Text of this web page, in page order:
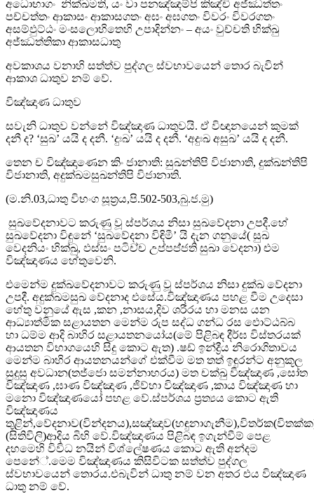
අධොභාගං නික්ඛමති, යං වා පනඤ්ඤම්පි කිඤ්චි අජ්ඣත්තං
පච්චත්තං ආකාසං ආකාසගතං අඝං අඝගතං විවරං විවරගතං
අසම්ඵුට්ඨං මංසලොහිතෙහි උපාදින්නං – අයං වුච්චති භික්ඛු
අජ්ඣත්තිකා ආකාසධාතු
අවකාශය වනාහි සත්ත්ව පුද්ගල ස්වභාවයෙන් තොර බැවින්
ආකාශ ධාතුව නම් වේ.
විඤ්ඤාණ ධාතුව
සවැනි ධාතුව වන්නේ විඤ්ඤාණ ධාතුවයි. ඒ විඥානයෙන් කුමක්
දනී ද? ‘සුඛ’ යයි ද දනී. ‘දුඃඛ’ යයි ද දනී. ‘අදුඃඛ අසුඛ’ යයි ද දනී.
තෙන ච විඤ‍්ඤාණෙන කිං ජානාති: සුඛන‍්තිපි විජානාති, දුක‍්ඛන‍්තිපි
විජානාති, අදුක‍්ඛමසුඛන‍්තිපි විජානාති.
(ම.නි.03,ධාතු විභංග සූත්‍රය,පි.502-503,බු.ජ.මු)
සුඛවේදනාවට කරුණු වූ ස්පර්ශය නිසා සුඛවේදනා උපදී.හේ
සුඛවේදනා විඳුනේ ‘සුඛවේදනා විඳිමී’ යි දැන ගනුයේ( සුඛ
වෙදනියං භික‍්ඛු, ඵස‍්සං පටිච‍්ච උප‍්පජ‍්ජති සුඛා වෙදනා) එම
විඤ්ඤාණය හේතුවෙනි.
එමෙන්ම දුක්ඛවේදනාවට කරුණු වූ ස්පර්ශය නිසා දුක්ඛ වේදනා
උපදී. අදුක්ඛමසුඛ වේදනාද එසේය.විඤ්ඤාණය පහළ වීම උදෙසා
හේතු වනුයේ ඇස ,කන ,නාසය,දිව ශරීරය හා මනස යන
ආධ්‍යාත්මික සළායතන මෙන්ම රුප සද්ධ ගන්ධ රස ඵොට්ඨබ්බ
හා ධම්ම ආදි බාහිර සළායතනයෝය(මේ පිළිබඳ දීර්ඝ විස්තරයක්
ආයතන විභාගයෙහි සිදු කොට ඇත) .ෂඩ් ඉන්ද්‍රීය නිරොගිතාවය
මෙන්ම බාහිර ආයතනයන්ගේ එක්වීම මත තත් ඉඳුරන්ට අනුකූල
සුදුසු අවධාන(තජ්ජො සමන්නාහරය) මත චක්ඛු විඤ්ඤාණ ,සෝත
විඤ්ඤාණ ,ඝාණ විඤ්ඤාණ ,ජිව්හා විඤ්ඤාණ ,කාය විඤ්ඤාණ හා
මනො විඤ්ඤාණයෝ පහළ වේ.ස්පර්ශය ප්‍රත්‍යය කොට ඇති
විඤ්ඤාණය
(සිතිවිලි)ආදිය බිහි වේ.විඤ්ඤාණය පිළිබඳ ඉගැන්වීම් පෙළ
දහමෙහි විවිධ නයින් විශ්ලේෂණය කොට ඇති අන්දම
පෙනේ්.මෙම විඤ්ඤාණය කිසිවිටක සත්ත්ව පුද්ගල
ස්වභාවයෙන් තොරය.එබැවින් ධාතු නම් වන අතර එය විඤ්ඤාණ
ධාතු නම් වේ.